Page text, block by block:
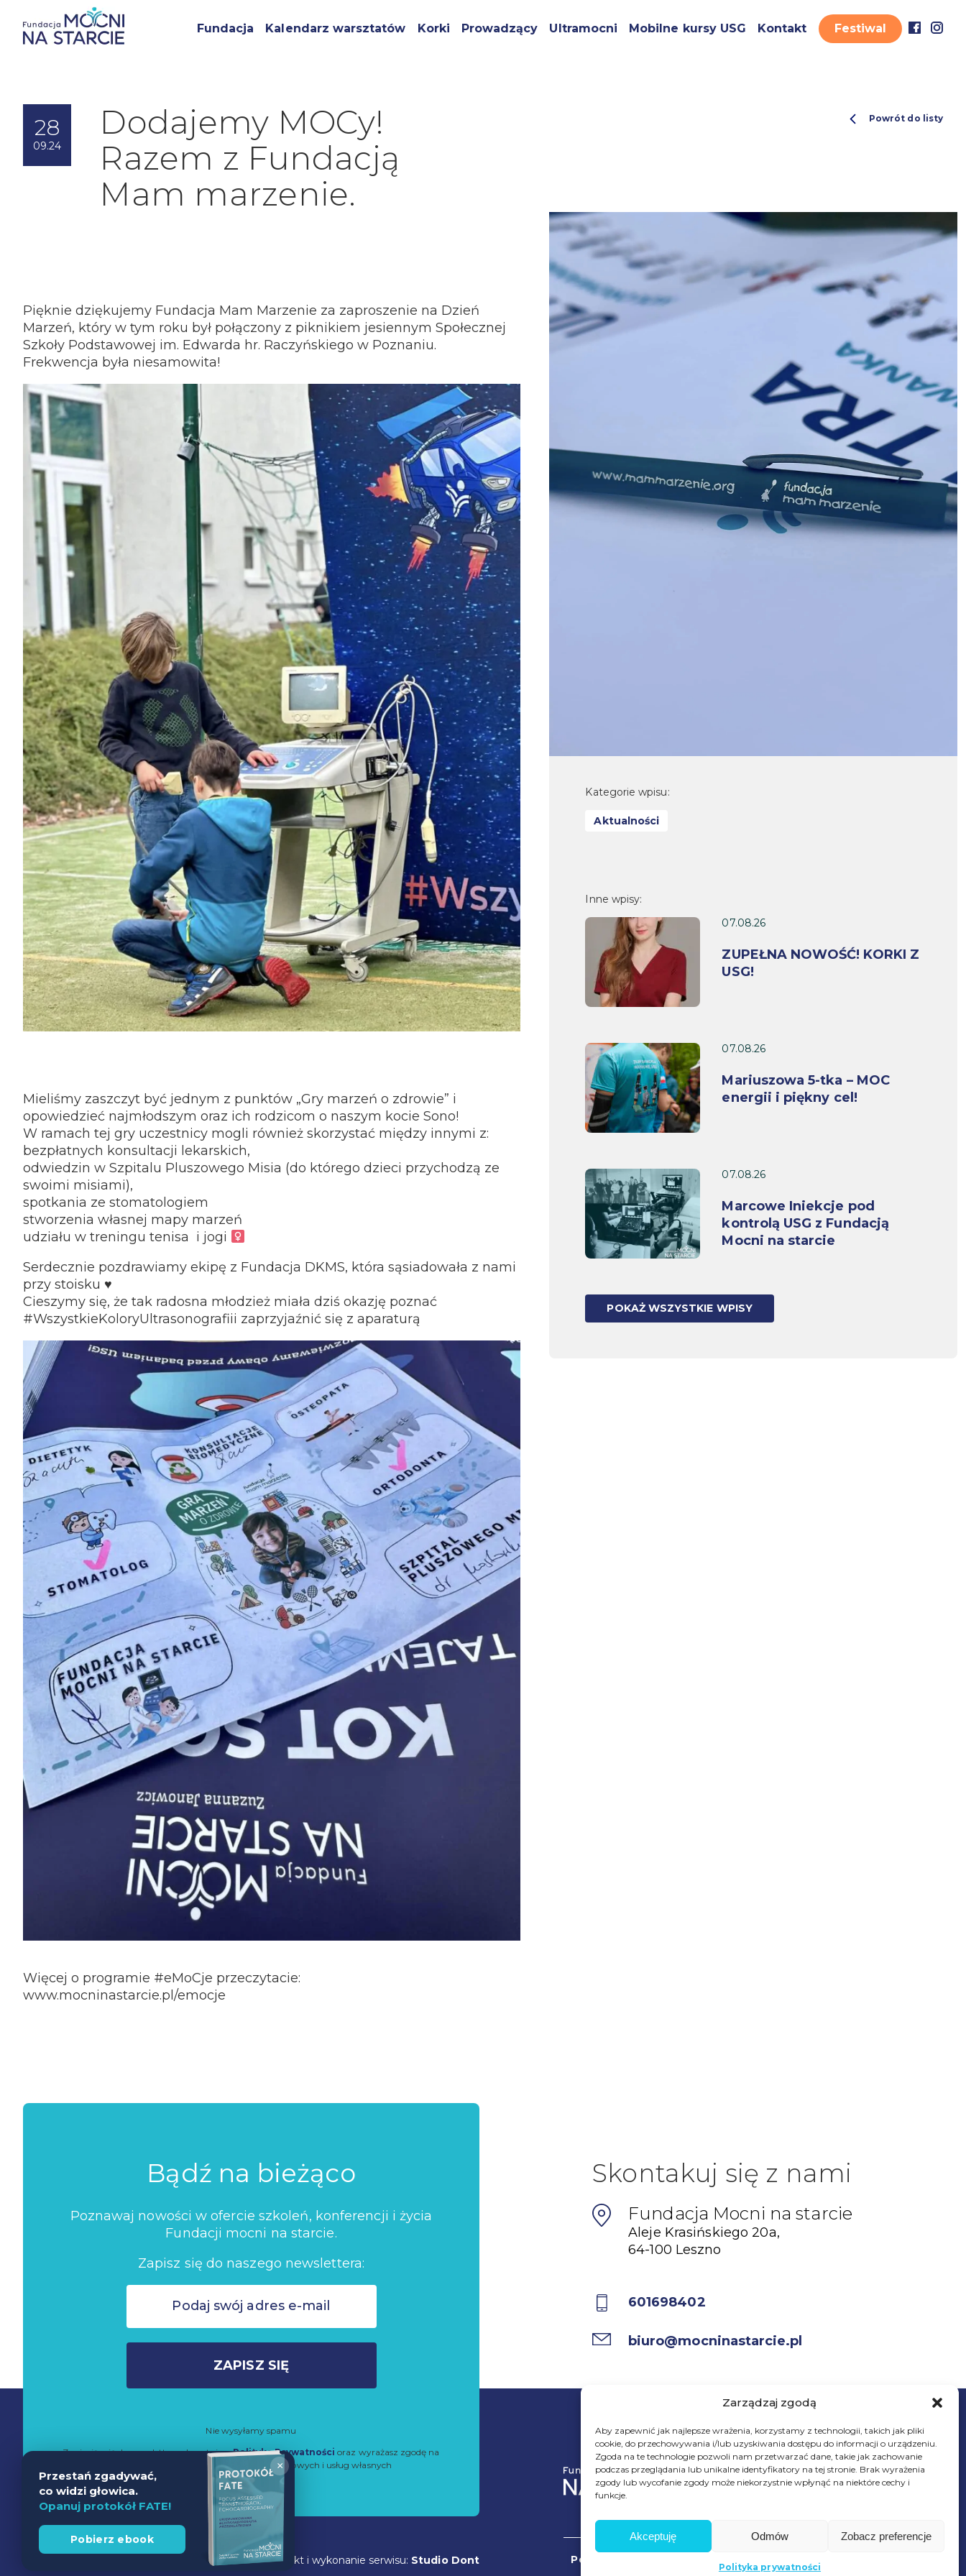
Zarządzaj zgodą
Aby zapewnić jak najlepsze wrażenia, korzystamy z technologii, takich jak pliki
cookie, do przechowywania i/lub uzyskiwania dostępu do informacji o urządzeniu.
Zgoda na te technologie pozwoli nam przetwarzać dane, takie jak zachowanie
podczas przeglądania lub unikalne identyfikatory na tej stronie. Brak wyrażenia
zgody lub wycofanie zgody może niekorzystnie wpłynąć na niektóre cechy i
funkcje.
Akceptuję Odmów Zobacz preferencje
Polityka prywatności
Fundacja Kalendarz warsztatów Korki Prowadzący Ultramocni Mobilne kursy USG Kontakt Festiwal
28
09.24
Dodajemy MOCy!
Razem z Fundacją
Mam marzenie.
Powrót do listy
Pięknie dziękujemy Fundacja Mam Marzenie za zaproszenie na Dzień
Marzeń, który w tym roku był połączony z piknikiem jesiennym Społecznej
Szkoły Podstawowej im. Edwarda hr. Raczyńskiego w Poznaniu.
Frekwencja była niesamowita!
Mieliśmy zaszczyt być jednym z punktów „Gry marzeń o zdrowie” i
opowiedzieć najmłodszym oraz ich rodzicom o naszym kocie Sono!
W ramach tej gry uczestnicy mogli również skorzystać między innymi z:
bezpłatnych konsultacji lekarskich,
odwiedzin w Szpitalu Pluszowego Misia (do którego dzieci przychodzą ze
swoimi misiami),
spotkania ze stomatologiem
stworzenia własnej mapy marzeń
udziału w treningu tenisa i jogi
Serdecznie pozdrawiamy ekipę z Fundacja DKMS, która sąsiadowała z nami
przy stoisku ♥️
Cieszymy się, że tak radosna młodzież miała dziś okazję poznać
#WszystkieKoloryUltrasonografiii zaprzyjaźnić się z aparaturą
Więcej o programie #eMoCje przeczytacie:
www.mocninastarcie.pl/emocje
Kategorie wpisu:
Aktualności
Inne wpisy:
07.08.26
ZUPEŁNA NOWOŚĆ! KORKI Z
USG!
07.08.26
Mariuszowa 5-tka – MOC
energii i piękny cel!
07.08.26
Marcowe Iniekcje pod
kontrolą USG z Fundacją
Mocni na starcie
POKAŻ WSZYSTKIE WPISY
Bądź na bieżąco
Poznawaj nowości w ofercie szkoleń, konferencji i życia
Fundacji mocni na starcie.
Zapisz się do naszego newslettera:
ZAPISZ SIĘ
Nie wysyłamy spamu
Zapisując się do newslettera akceptujeszPolitykę Prywatności oraz wyrażasz zgodę na
przetwarzanie danych w celach marketingowych i usług własnych
Skontakuj się z nami
Fundacja Mocni na starcie
Aleje Krasińskiego 20a,
64-100 Leszno
601698402
biuro@mocninastarcie.pl
© Fundacja Mocni Na Starcie
Wszelkie prawa zastrzeżone
Polityka prywatności
Projekt i wykonanie serwisu: Studio Dont
Wesprzyj
fundację
×
Przestań zgadywać,
co widzi głowica.
Opanuj protokół FATE!
Pobierz ebook